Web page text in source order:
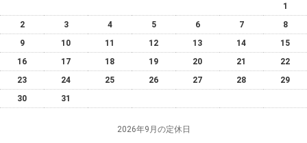
1
2
3 4 5 6 7
8
9
10 11 12 13 14
15
16
17 18 19 20 21
22
23
24 25 26 27 28
29
30
31
2026年9月の定休日